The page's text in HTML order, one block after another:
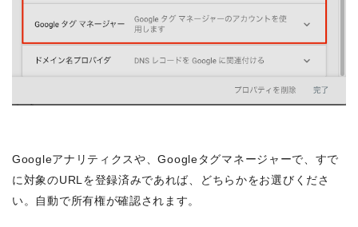
Googleアナリティクスや、Googleタグマネージャーで、すで
に対象のURLを登録済みであれば、どちらかをお選びくださ
い。自動で所有権が確認されます。